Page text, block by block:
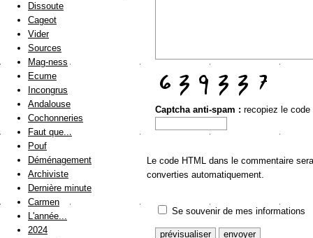
Captcha anti-spam : recopiez le code
Le code HTML dans le commentaire
converties automatiquement.
Se souvenir de mes informations
Dissoute
Cageot
Vider
Sources
Mag-ness
Ecume
Incongrus
Andalouse
Cochonneries
Faut que...
Pouf
Déménagement
Archiviste
Dernière minute
Carmen
L'année...
2024